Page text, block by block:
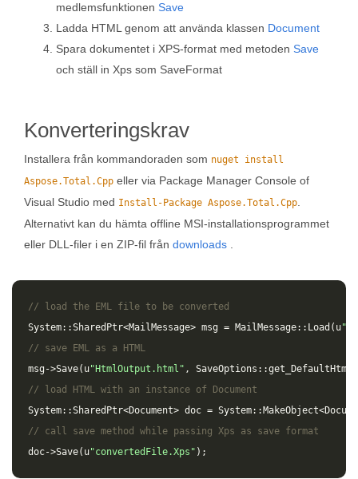
medlemsfunktionen Save
Ladda HTML genom att använda klassen Document
Spara dokumentet i XPS-format med metoden Save
och ställ in Xps som SaveFormat
Konverteringskrav
Installera från kommandoraden som nuget install
Aspose.Total.Cpp eller via Package Manager Console of
Visual Studio med Install-Package Aspose.Total.Cpp
Alternativt kan du hämta offline MSI-installationsprogrammet
eller DLL-filer i en ZIP-fil från downloads
// load the EML file to be converted
System::SharedPtr<MailMessage> msg = MailMessage:: Load ( u
// save EML as a HTML
msg ->Save( u"HtmlOutput.html" , SaveOptions ::get_DefaultHtml
// load HTML with an instance of Document
System::SharedPtr<Document> doc = System:: MakeObject<
// call save method while passing Xps as save format
doc->Save( u"convertedFile.Xps" );